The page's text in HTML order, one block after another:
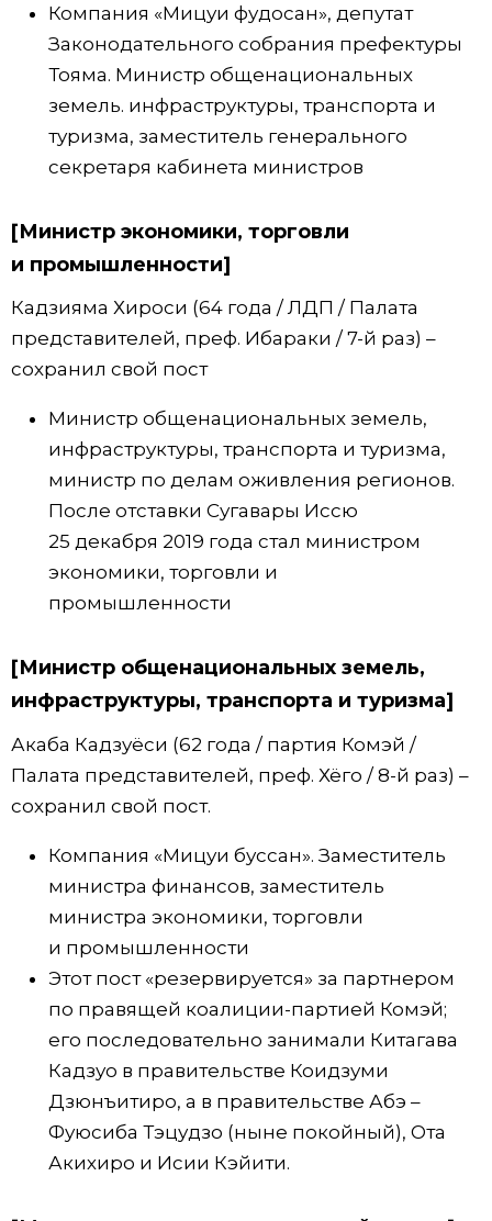
Компания «Мицуи фудосан», депутат
Законодательного собрания префектуры
Тояма. Министр общенациональных
земель. инфраструктуры, транспорта и
туризма, заместитель генерального
секретаря кабинета министров
[Министр экономики, торговли
и промышленности]
Кадзияма Хироси (64 года / ЛДП / Палата
представителей, преф. Ибараки / 7-й раз) –
сохранил свой пост
Министр общенациональных земель,
инфраструктуры, транспорта и туризма,
министр по делам оживления регионов.
После отставки Сугавары Иссю
25 декабря 2019 года стал министром
экономики, торговли и
промышленности
[Министр общенациональных земель,
инфраструктуры, транспорта и туризма]
Акаба Кадзуёси (62 года / партия Комэй /
Палата представителей, преф. Хёго / 8-й раз) –
сохранил свой пост.
Компания «Мицуи буссан». Заместитель
министра финансов, заместитель
министра экономики, торговли
и промышленности
Этот пост «резервируется» за партнером
по правящей коалиции-партией Комэй;
его последовательно занимали Китагава
Кадзуо в правительстве Коидзуми
Дзюнъитиро, а в правительстве Абэ –
Фуюсиба Тэцудзо (ныне покойный), Ота
Акихиро и Исии Кэйити.